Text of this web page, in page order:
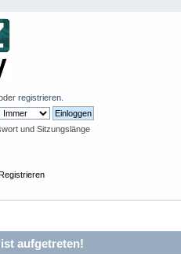
registrieren.
und Sitzungslänge
aufgetreten!